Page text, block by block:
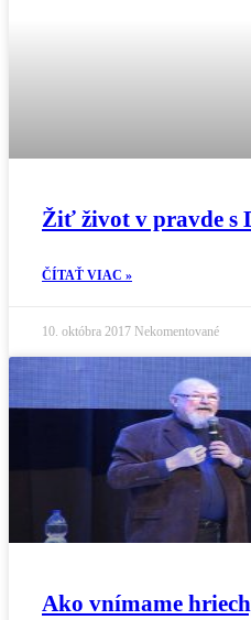
Žiť život v pravde s
ČÍTAŤ VIAC »
10. októbra 2017 Nekomentované
Ako vnímame